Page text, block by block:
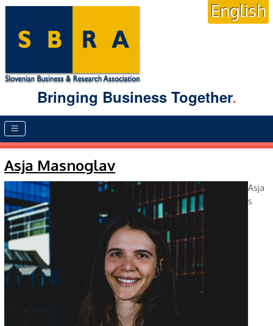
English
Bringing Business Together.
Main menu
Asja Masnoglav
Asja
s